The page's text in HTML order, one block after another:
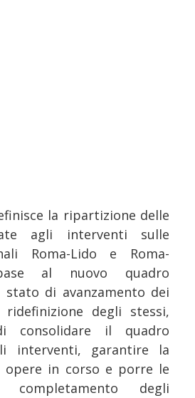
la ripartizione delle
agli interventi sulle
Roma-Lido e Roma-
al nuovo quadro
stato di avanzamento dei
degli stessi,
consolidare il quadro
interventi, garantire la
opere in corso e porre le
degli